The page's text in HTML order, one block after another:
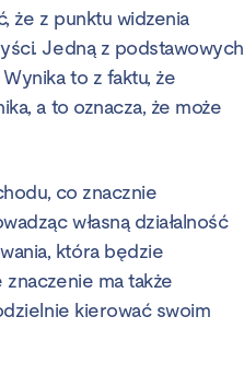
że z punktu widzenia
Jedną z podstawowych
to z faktu, że
a to oznacza, że może
co znacznie
własną działalność
która będzie
ma także
kierować swoim